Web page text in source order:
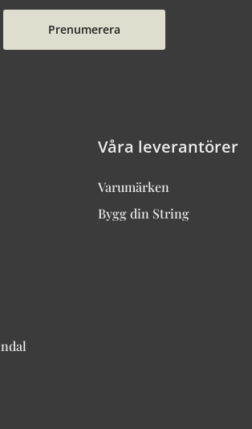
Prenumerera
Våra leverantörer
Varumärken
Bygg din String